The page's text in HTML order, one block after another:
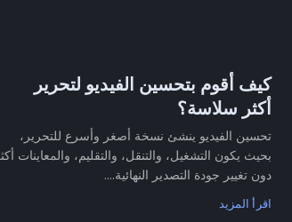
كيف أقوم بتحسين الفيديو لتحرير
أكثر سلاسة؟
تحسين الفيديو ينشئ نسخة أصغر وأسرع للتحرير،
بحيث يكون التشغيل، والتنقل، والتقليم، والمعاينات
دون تغيير جودة التصدير النهائية....
اقرأ المزيد